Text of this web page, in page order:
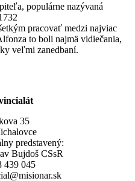
populárne nazývaná
pracovať medzi najviac
to boli najmä vidiečania,
veľmi zanedbaní.
35
predstavený:
Bujdoš CSsR
439 045